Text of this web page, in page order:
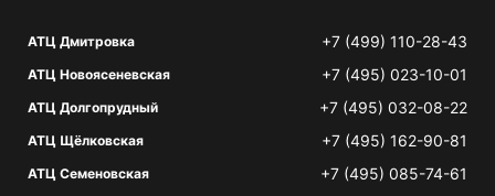
АТЦ Дмитровка +7 (499) 110-28-43
АТЦ Новоясеневская +7 (495) 023-10-01
АТЦ Долгопрудный +7 (495) 032-08-22
АТЦ Щёлковская +7 (495) 162-90-81
АТЦ Семеновская +7 (495) 085-74-61